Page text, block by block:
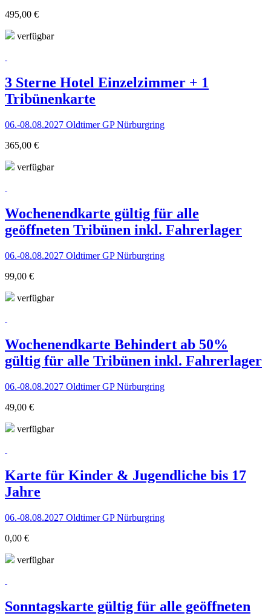
495,00 €
verfügbar
3 Sterne Hotel Einzelzimmer + 1
Tribünenkarte
06.-08.08.2027 Oldtimer GP Nürburgring
365,00 €
verfügbar
Wochenendkarte gültig für alle
geöffneten Tribünen inkl. Fahrerlager
06.-08.08.2027 Oldtimer GP Nürburgring
99,00 €
verfügbar
Wochenendkarte Behindert ab 50%
gültig für alle Tribünen inkl. Fahrerlager
06.-08.08.2027 Oldtimer GP Nürburgring
49,00 €
verfügbar
Karte für Kinder & Jugendliche bis 17
Jahre
06.-08.08.2027 Oldtimer GP Nürburgring
0,00 €
verfügbar
Sonntagskarte gültig für alle geöffneten